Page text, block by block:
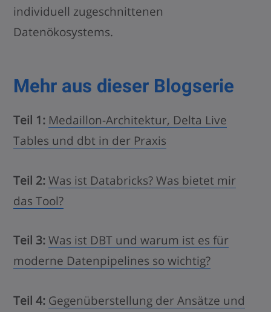
individuell zugeschnittenen
Datenökosystems.
Mehr aus dieser Blogserie
Teil 1: Medaillon-Architektur, Delta Live
Tables und dbt in der Praxis
Teil 2:Was ist Databricks? Was bietet mir
das Tool?
Teil 3:Was ist DBT und warum ist es für
moderne Datenpipelines so wichtig?
Teil 4: Gegenüberstellung der Ansätze und